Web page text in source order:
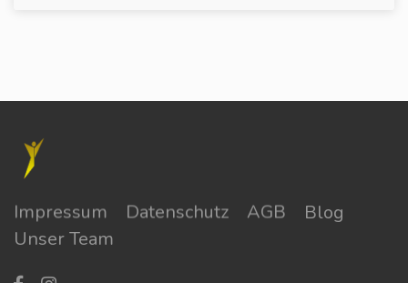
Impressum Datenschutz AGB
Blog
Unser Team